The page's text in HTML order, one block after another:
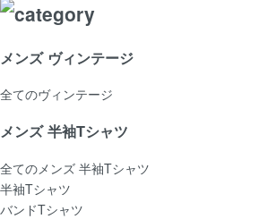
メンズ ヴィンテージ
全てのヴィンテージ
メンズ 半袖Tシャツ
全てのメンズ 半袖Tシャツ
半袖Tシャツ
バンドTシャツ